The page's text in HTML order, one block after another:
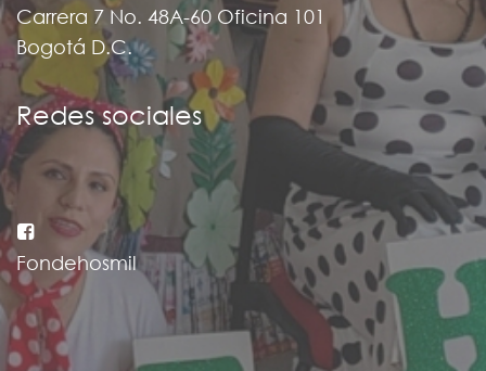
Carrera 7 No. 48A-60 Oficina 101
Bogotá D.C.
Redes sociales
Fondehosmil